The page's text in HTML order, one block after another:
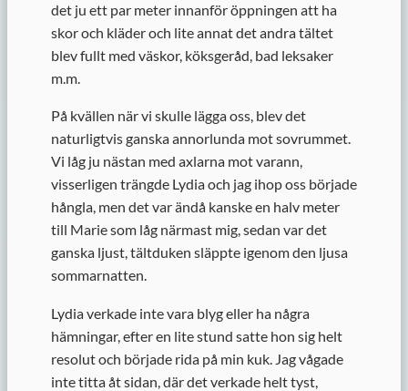
det ju ett par meter innanför öppningen att ha
skor och kläder och lite annat det andra tältet
blev fullt med väskor, köksgeråd, bad leksaker
m.m.
På kvällen när vi skulle lägga oss, blev det
naturligtvis ganska annorlunda mot sovrummet.
Vi låg ju nästan med axlarna mot varann,
visserligen trängde Lydia och jag ihop oss började
hångla, men det var ändå kanske en halv meter
till Marie som låg närmast mig, sedan var det
ganska ljust, tältduken släppte igenom den ljusa
sommarnatten.
Lydia verkade inte vara blyg eller ha några
hämningar, efter en lite stund satte hon sig helt
resolut och började rida på min kuk. Jag vågade
inte titta åt sidan, där det verkade helt tyst,